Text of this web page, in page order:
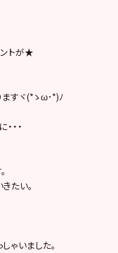
トが★
すヾ(*ゝω･*)ﾉ
・・
たい。
ゃいました。